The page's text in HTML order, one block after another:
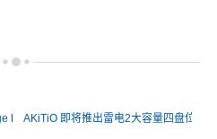
Device
AKiTiO 即将推出雷电2大容量四盘位存